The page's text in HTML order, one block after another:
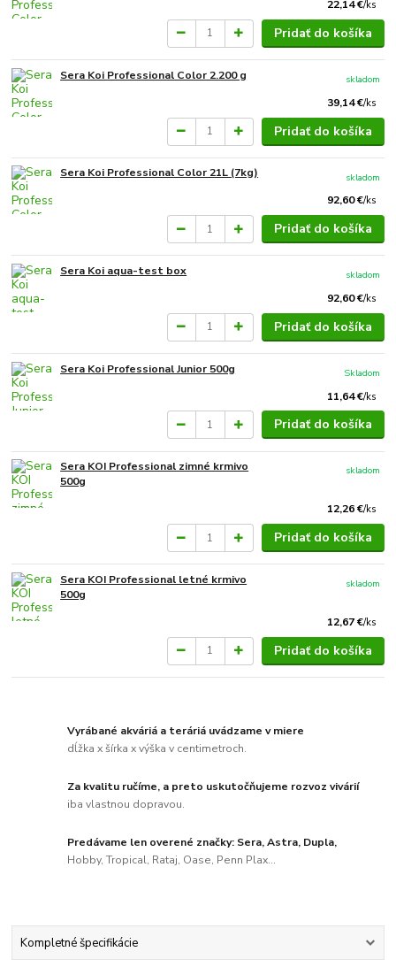
22,14 €/ks
Pridať do košíka
Sera Koi Professional Color 2.200 g
39,14 €/ks
skladom
Pridať do košíka
Sera Koi Professional Color 21L (7kg)
92,60 €/ks
skladom
Pridať do košíka
Sera Koi aqua-test box
92,60 €/ks
skladom
Pridať do košíka
Sera Koi Professional Junior 500g
11,64 €/ks
Skladom
Pridať do košíka
Sera KOI Professional zimné krmivo
500g
12,26 €/ks
skladom
Pridať do košíka
Sera KOI Professional letné krmivo
500g
12,67 €/ks
skladom
Pridať do košíka
Vyrábané akváriá a teráriá uvádzame v miere
dĺžka x šírka x výška v centimetroch.
Za kvalitu ručíme, a preto uskutočňujeme rozvoz vivárií
iba vlastnou dopravou.
Predávame len overené značky: Sera, Astra, Dupla,
Hobby, Tropical, Rataj, Oase, Penn Plax...
Kompletné špecifikácie